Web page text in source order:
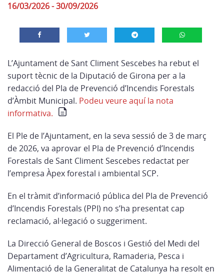
16/03/2026 - 30/09/2026
L’Ajuntament de Sant Climent Sescebes ha rebut el
suport tècnic de la Diputació de Girona per a la
redacció del Pla de Prevenció d’Incendis Forestals
d’Àmbit Municipal. Podeu veure aquí la nota
informativa.
El Ple de l’Ajuntament, en la seva sessió de 3 de març
de 2026, va aprovar el Pla de Prevenció d’Incendis
Forestals de Sant Climent Sescebes redactat per
l’empresa Àpex forestal i ambiental SCP.
En el tràmit d’informació pública del Pla de Prevenció
d’Incendis Forestals (PPI) no s’ha presentat cap
reclamació, al·legació o suggeriment.
La Direcció General de Boscos i Gestió del Medi del
Departament d’Agricultura, Ramaderia, Pesca i
Alimentació de la Generalitat de Catalunya ha resolt en